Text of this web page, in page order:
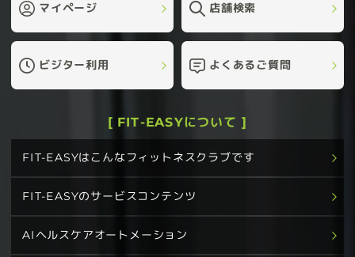
マイページ 店舗検索
ビジター利用 よくあるご質問
[ FIT-EASYについて ]
FIT-EASYはこんなフィットネスクラブです
FIT-EASYのサービスコンテンツ
AIヘルスケアオートメーション